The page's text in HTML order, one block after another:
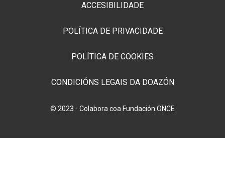
ACCESIBILIDADE
POLÍTICA DE PRIVACIDADE
POLÍTICA DE COOKIES
CONDICIÓNS LEGAIS DA DOAZÓN
© 2023 - Colabora coa Fundación ONCE